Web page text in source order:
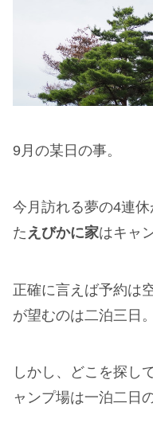
9月の某日の事。
今月訪れる夢の4連
た えびかに家はキャ
正確に言えば予約は
が望むのは二泊三日。
しかし、どこを探し
ャンプ場は一泊二日の